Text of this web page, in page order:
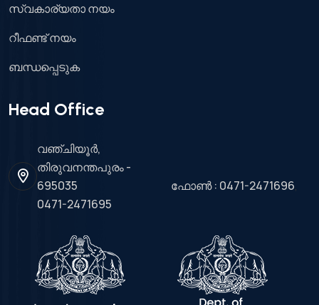
സ്വകാര്യതാ നയം
റീഫണ്ട് നയം
ബന്ധപ്പെടുക
Head Office
വഞ്ചിയൂർ,
തിരുവനന്തപുരം -
695035
ഫോൺ: 0471-2471696,
0471-2471695